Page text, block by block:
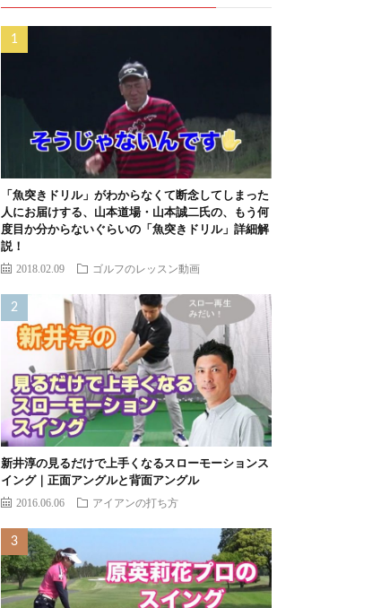
「魚突きドリル」がわからなくて断念してしまった
人にお届けする、山本道場・山本誠二氏の、もう何
度目か分からないぐらいの「魚突きドリル」詳細解
説！
2018.02.09 ゴルフのレッスン動画
新井淳の見るだけで上手くなるスローモーションス
イング｜正面アングルと背面アングル
2016.06.06 アイアンの打ち方